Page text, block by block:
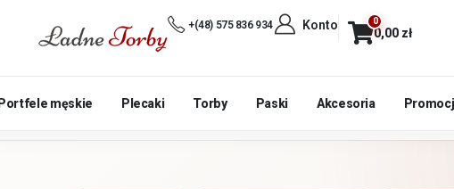
+(48) 575 836 934 Konto 0
0,00 zł
Portfele męskie Plecaki Torby Paski Akcesoria